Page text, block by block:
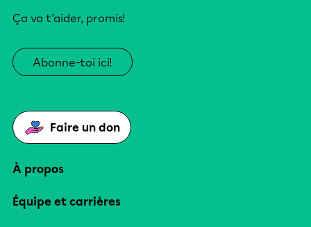
Ça va t’aider, promis!
Abonne-toi ici!
Faire un don
À propos
Équipe et carrières